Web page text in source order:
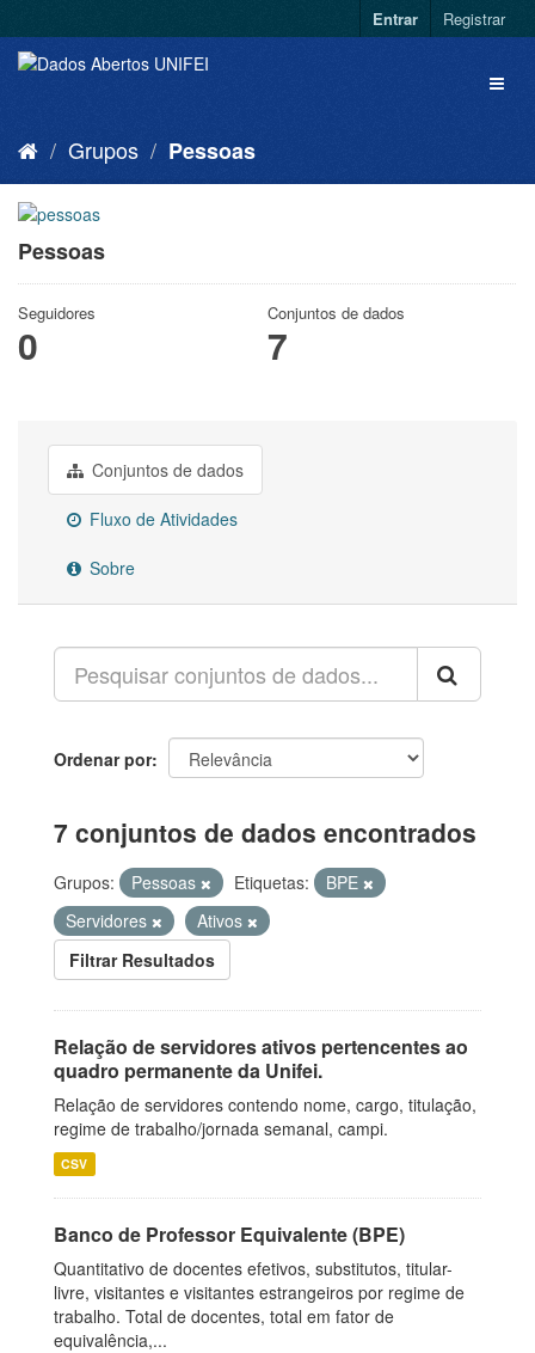
Entrar Registrar
Grupos Pessoas
Pessoas
Seguidores
0
Conjuntos de dados
7
Conjuntos de dados
Fluxo de Atividades
Sobre
Ordenar por
7 conjuntos de dados encontrados
Grupos: Pessoas Etiquetas:
BPE
Servidores
Ativos
Filtrar Resultados
Relação de servidores ativos pertencentes ao
quadro permanente da Unifei.
Relação de servidores contendo nome, cargo, titulação,
regime de trabalho/jornada semanal, campi.
CSV
Banco de Professor Equivalente (BPE)
Quantitativo de docentes efetivos, substitutos, titular-
livre, visitantes e visitantes estrangeiros por regime de
trabalho. Total de docentes, total em fator de
equivalência,...